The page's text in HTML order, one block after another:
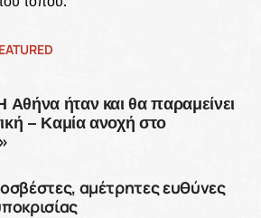
ήταν και θα παραμείνει
– Καμία ανοχή στο
αμέτρητες ευθύνες